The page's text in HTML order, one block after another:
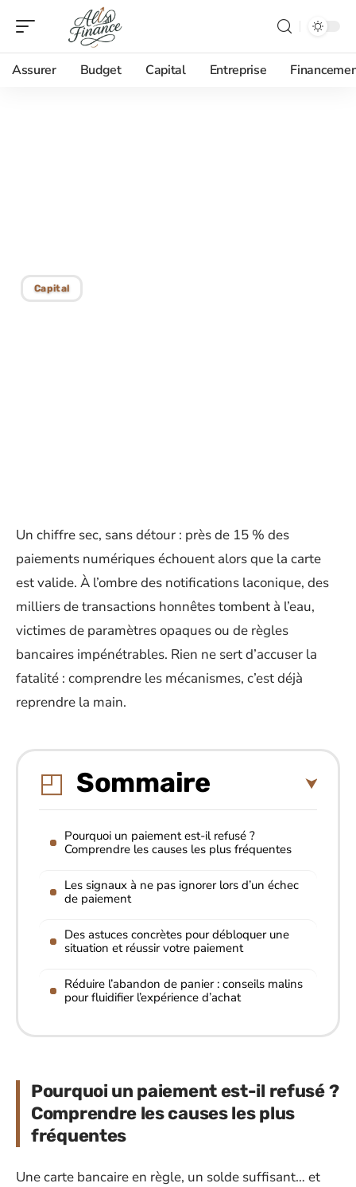
Assurer Budget Capital Entreprise
Capital
Un chiffre sec, sans détour : près de 15 % des
paiements numériques échouent alors que la carte
est valide. À l’ombre des notifications laconique, des
milliers de transactions honnêtes tombent à l’eau,
victimes de paramètres opaques ou de règles
bancaires impénétrables. Rien ne sert d’accuser la
fatalité : comprendre les mécanismes, c’est déjà
reprendre la main.
Sommaire
Pourquoi un paiement est-il refusé ?
Comprendre les causes les plus fréquentes
Les signaux à ne pas ignorer lors d’un échec
de paiement
Des astuces concrètes pour débloquer une
situation et réussir votre paiement
Réduire l’abandon de panier : conseils malins
pour fluidifier l’expérience d’achat
Pourquoi un paiement est-il refusé ?
Comprendre les causes les plus
fréquentes
Une carte bancaire en règle, un solde suffisant… et